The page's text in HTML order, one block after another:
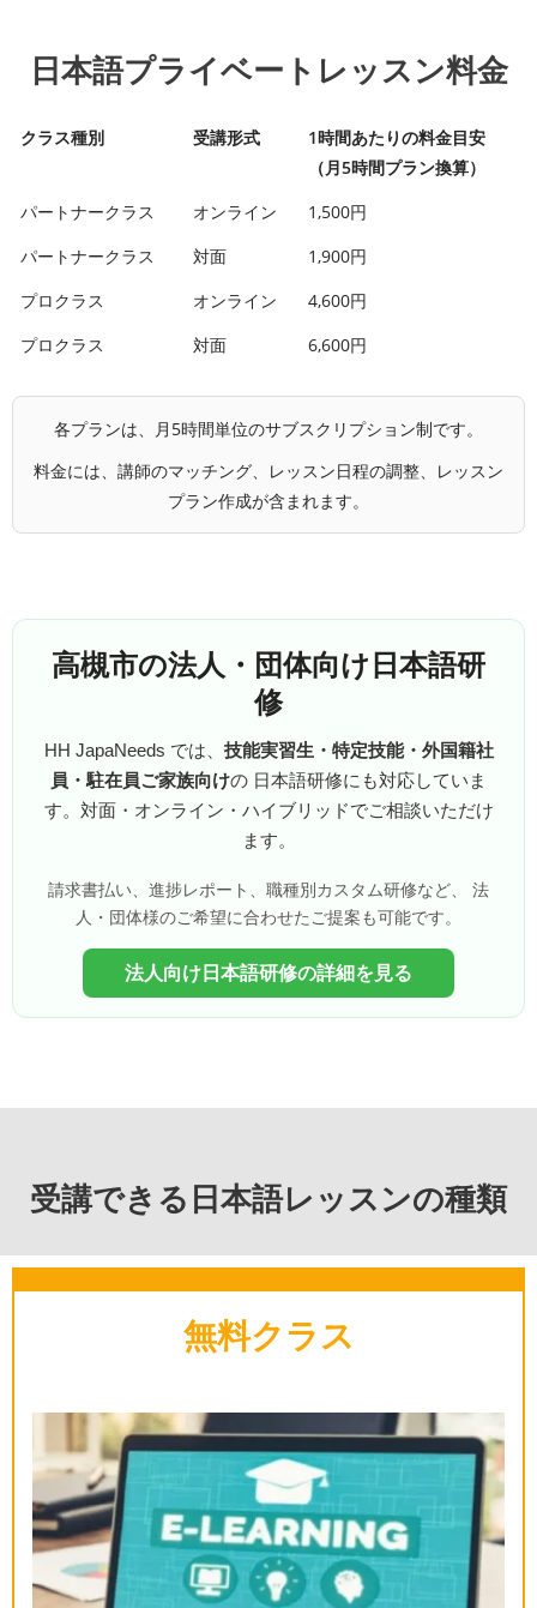
日本語プライベートレッスン料金
クラス種別 受講形式
1時間あたりの料金目安
（月5時間プラン換算）
パートナークラス
オンライン
1,500円
パートナークラス
対面
1,900円
プロクラス
オンライン
4,600円
プロクラス
対面 6,600円
各プランは、月5時間単位のサブスクリプション制です。
料金には、講師のマッチング、レッスン日程の調整、レッスン
プラン作成が含まれます。
高槻市の法人・団体向け日本語研
修
HH JapaNeeds では、 技能実習生・特定技能・外国籍社
員・駐在員ご家族向けの 日本語研修にも対応していま
す。対面・オンライン・ハイブリッドでご相談いただけ
ます。
請求書払い、進捗レポート、職種別カスタム研修など、 法
人・団体様のご希望に合わせたご提案も可能です。
法人向け日本語研修の詳細を見る
受講できる日本語レッスンの種類
無料クラス